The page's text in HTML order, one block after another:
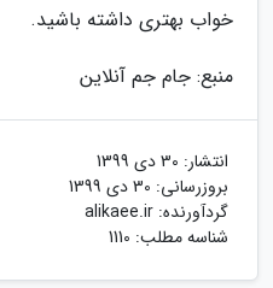
خواب بهتری داشته باشید.
منبع: جام جم آنلاین
انتشار: 30 دی 1399
بروزرسانی: 30 دی 1399
گردآورنده: alikaee.ir
شناسه مطلب: 1110